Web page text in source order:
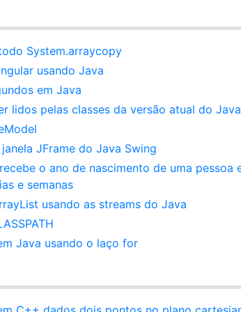
System.arraycopy
usando Java
em Java
lidos pelas classes da versão atual do Java
JFrame do Java Swing
o ano de nascimento de uma pessoa
e semanas
usando as streams do Java
Java usando o laço for